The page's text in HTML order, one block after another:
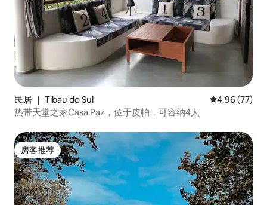
民居 ｜ Tibau do Sul 平均评分
4.96 (77)
热带天堂之家Casa Paz，位于皮帕，可容纳4人
房客推荐
房客推荐